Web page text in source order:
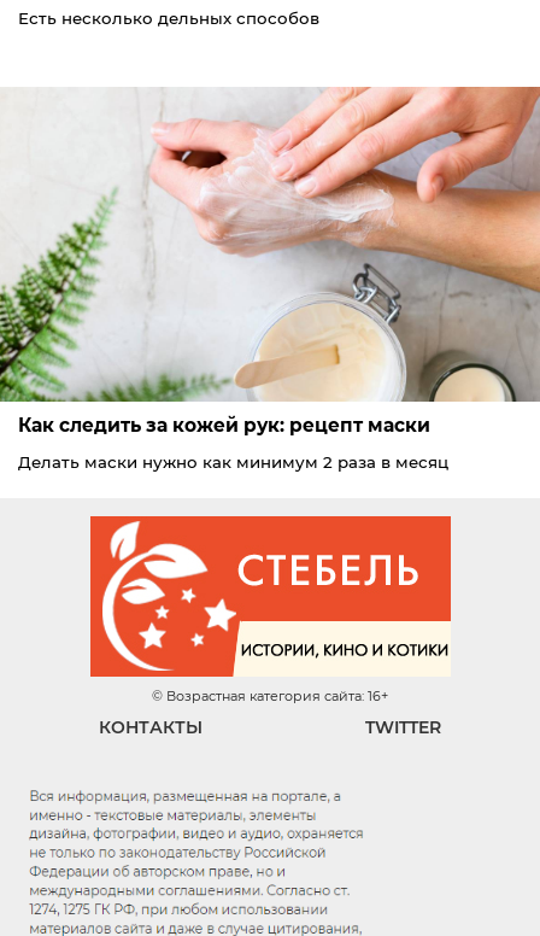
Есть несколько дельных способов
Как следить за кожей рук: рецепт маски
Делать маски нужно как минимум 2 раза в месяц
© Возрастная категория сайта: 16+
КОНТАКТЫ TWITTER